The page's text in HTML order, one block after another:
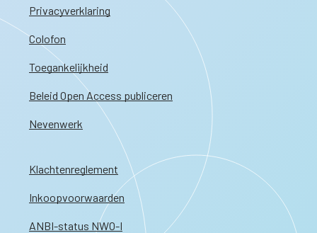
Privacyverklaring
Colofon
Toegankelijkheid
Beleid Open Access publiceren
Nevenwerk
Klachtenreglement
Inkoopvoorwaarden
ANBI-status NWO-I